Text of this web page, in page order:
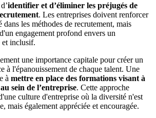
identifier et d’éliminer les préjugés de
. Les entreprises doivent renforcer
les méthodes de recrutement, mais
engagement profond envers un
et inclusif.
une importance capitale pour créer un
à l'épanouissement de chaque talent. Une
à mettre en place des formations visant à
sein de l’entreprise. Cette approche
culture d'entreprise où la diversité n'est
mais également appréciée et encouragée.